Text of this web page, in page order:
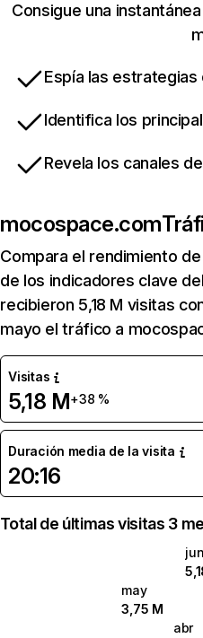
Consigue una
Espía las
Identifica los
Revela los canales
mocospace.com
Compara el rendimiento
de los indicadores clave
recibieron 5,18 M visitas
mayo el tráfico a
Visitas
5,18 M+38 %
Duración media de la visita
20:16
Total de últimas visitas 3
jun
may
3,75 M
abr